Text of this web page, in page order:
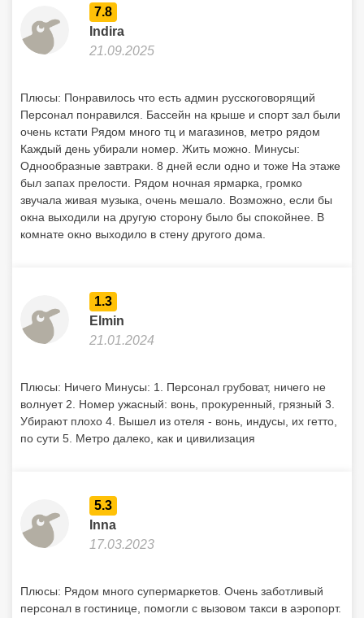
7.8
Indira
21.09.2025
Плюсы: Понравилось что есть админ русскоговорящий
Персонал понравился. Бассейн на крыше и спорт зал были
очень кстати Рядом много тц и магазинов, метро рядом
Каждый день убирали номер. Жить можно. Минусы:
Однообразные завтраки. 8 дней если одно и тоже На этаже
был запах прелости. Рядом ночная ярмарка, громко
звучала живая музыка, очень мешало. Возможно, если бы
окна выходили на другую сторону было бы спокойнее. В
комнате окно выходило в стену другого дома.
1.3
Elmin
21.01.2024
Плюсы: Ничего Минусы: 1. Персонал грубоват, ничего не
волнует 2. Номер ужасный: вонь, прокуренный, грязный 3.
Убирают плохо 4. Вышел из отеля - вонь, индусы, их гетто,
по сути 5. Метро далеко, как и цивилизация
5.3
Inna
17.03.2023
Плюсы: Рядом много супермаркетов. Очень заботливый
персонал в гостинице, помогли с вызовом такси в аэропорт.